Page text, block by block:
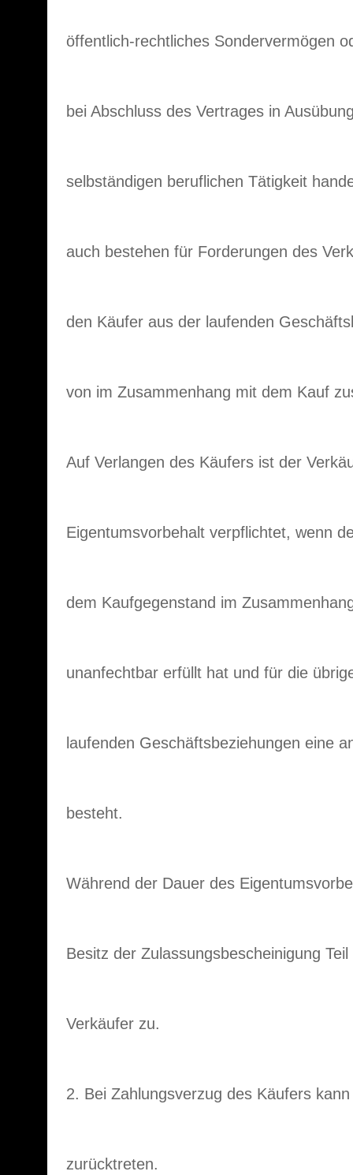
öffentlich-rechtliches Sondervermögen
bei Abschluss des Vertrages in
selbständigen beruflichen Tätigkeit
auch bestehen für Forderungen des
den Käufer aus der laufenden
von im Zusammenhang mit dem Kauf
Auf Verlangen des Käufers ist der
Eigentumsvorbehalt verpflichtet, wenn
dem Kaufgegenstand im
unanfechtbar erfüllt hat und für die
laufenden Geschäftsbeziehungen eine
besteht.
Während der Dauer des
Besitz der Zulassungsbescheinigung
Verkäufer zu.
2. Bei Zahlungsverzug des Käufers
zurücktreten.